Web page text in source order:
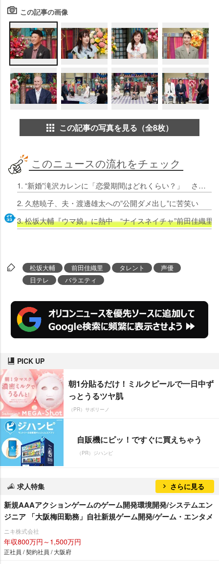
この記事の画像
この記事の写真を見る（全8枚）
このニュースの流れをチェック
1. “新婚”滝沢カレンに「恋愛期間はどれくらい？」 さんまが直球質問
2. 久慈暁子、夫・渡邊雄太への”公開ダメ出し”に苦笑い
3. 松坂大輔『ウマ娘』に熱中 “ナイスネイチャ”前田佳織里
松坂大輔 前田佳織里 タレント
声優
日テレ
バラエティ
PICK UP
朝1分貼るだけ！ミルクピールで一日中ず
っとうるツヤ肌
（PR）サボリーノ
自販機にピッ！ですぐに買えちゃう
（PR）ジハンピ
求人特集 さらに見る
新規AAAアクションゲームのゲーム開発環境開発/システムエン
ジニア 「大阪梅田勤務」自社新規ゲーム開発/ゲーム・エンタメ
ニキ株式会社
年収800万円～1,500万円
正社員 / 契約社員 / 大阪府